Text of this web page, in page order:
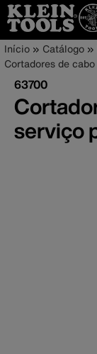
Pular
para
conteúdo
principal
principal
Trilha
de
Início Catálogo
Cortadores de
63700
serviço